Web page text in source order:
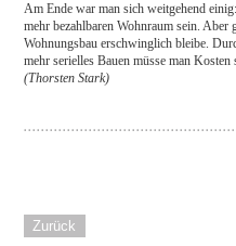
Am Ende war man sich weitgehend
mehr bezahlbaren Wohnraum sein. Aber
Wohnungsbau erschwinglich bleibe.
mehr serielles Bauen müsse man
(Thorsten Stark)
Zurück